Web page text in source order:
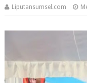
Liputansumsel.com